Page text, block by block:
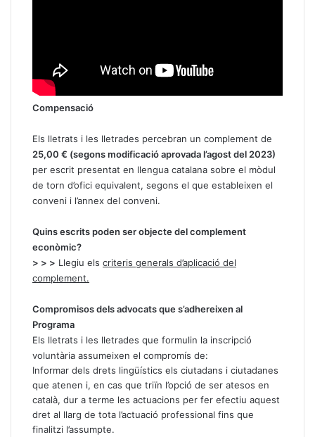
Compensació
Els lletrats i les lletrades percebran un complement de
25,00 € (segons modificació aprovada l’agost del 2023)
per escrit presentat en llengua catalana sobre el mòdul
de torn d’ofici equivalent, segons el que estableixen el
conveni i l’annex del conveni.
Quins escrits poden ser objecte del complement
econòmic?
> > > Llegiu els criteris generals d’aplicació del
complement.
Compromisos dels advocats que s’adhereixen al
Programa
Els lletrats i les lletrades que formulin la inscripció
voluntària assumeixen el compromís de:
Informar dels drets lingüístics els ciutadans i ciutadanes
que atenen i, en cas que triïn l’opció de ser atesos en
català, dur a terme les actuacions per fer efectiu aquest
dret al llarg de tota l’actuació professional fins que
finalitzi l’assumpte.